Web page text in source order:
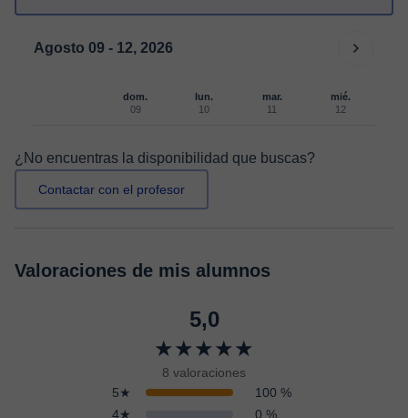
Agosto 09 - 12, 2026
dom.
09
lun.
10
mar.
11
mié.
12
¿No encuentras la disponibilidad que buscas?
Contactar con el profesor
Valoraciones de mis alumnos
5,0
★★★★★
8 valoraciones
5★
100 %
4★
0 %